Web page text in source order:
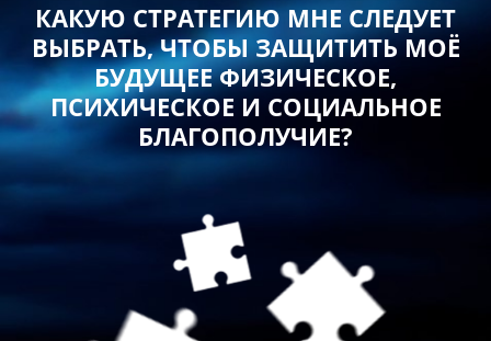
КАКУЮ СТРАТЕГИЮ МНЕ СЛЕДУЕТ
ВЫБРАТЬ,ЧТОБЫ ЗАЩИТИТЬ МОЁ
БУДУЩЕЕ ФИЗИЧЕСКОЕ,
ПСИХИЧЕСКОЕ И СОЦИАЛЬНОЕ
БЛАГОПОЛУЧИЕ?